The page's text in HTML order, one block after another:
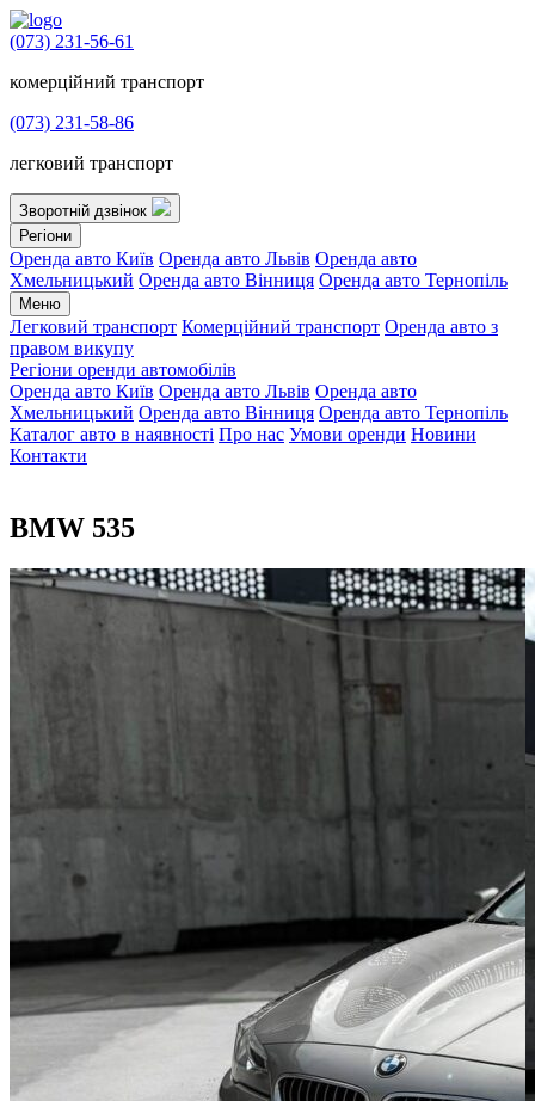
(073) 231-56-61
комерційний транспорт
(073) 231-58-86
легковий транспорт
Зворотній дзвінок
Регіони
Оренда авто Київ Оренда авто Львів Оренда авто
Хмельницький Оренда авто Вінниця Оренда авто Тернопіль
Меню
Легковий транспорт Комерційний транспорт Оренда авто з
правом викупу
Регіони оренди автомобілів
Оренда авто Київ Оренда авто Львів Оренда авто
Хмельницький Оренда авто Вінниця Оренда авто Тернопіль
Каталог авто в наявності Про нас Умови оренди Новини
Контакти
BMW 535